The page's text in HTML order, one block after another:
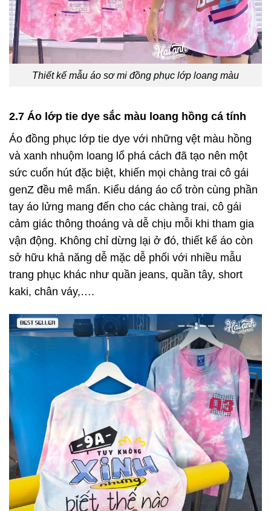
Thiết kế mẫu áo sơ mi đồng phục lớp loang màu
2.7 Áo lớp tie dye sắc màu loang hồng cá tính
Áo đồng phục lớp tie dye với những vệt màu hồng
và xanh nhuộm loang lổ phá cách đã tạo nên một
sức cuốn hút đặc biệt, khiến mọi chàng trai cô gái
genZ đều mê mẩn. Kiểu dáng áo cổ tròn cùng phần
tay áo lửng mang đến cho các chàng trai, cô gái
cảm giác thông thoáng và dễ chịu mỗi khi tham gia
vận động. Không chỉ dừng lại ở đó, thiết kế áo còn
sở hữu khả năng dễ mặc dễ phối với nhiều mẫu
trang phục khác như quần jeans, quần tây, short
kaki, chân váy,….